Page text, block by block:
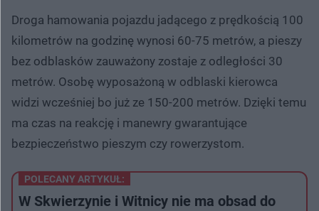
Droga hamowania pojazdu jadącego z prędkością 100
kilometrów na godzinę wynosi 60-75 metrów, a pieszy
bez odblasków zauważony zostaje z odległości 30
metrów. Osobę wyposażoną w odblaski kierowca
widzi wcześniej bo już ze 150-200 metrów. Dzięki temu
ma czas na reakcję i manewry gwarantujące
bezpieczeństwo pieszym czy rowerzystom.
POLECANY ARTYKUŁ:
W Skwierzynie i Witnicy nie ma obsad do